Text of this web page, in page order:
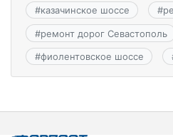
#казачинское шоссе #
#ремонт дорог Севастополь
#фиолентовское шоссе